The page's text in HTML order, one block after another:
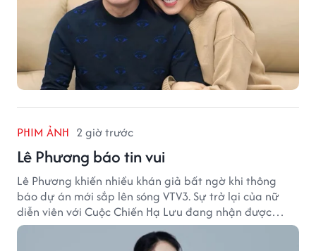
PHIM ẢNH 2 giờ trước
Lê Phương báo tin vui
Lê Phương khiến nhiều khán giả bất ngờ khi thông
báo dự án mới sắp lên sóng VTV3. Sự trở lại của nữ
diễn viên với Cuộc Chiến Hạ Lưu đang nhận được
nhiều sự quan tâm.